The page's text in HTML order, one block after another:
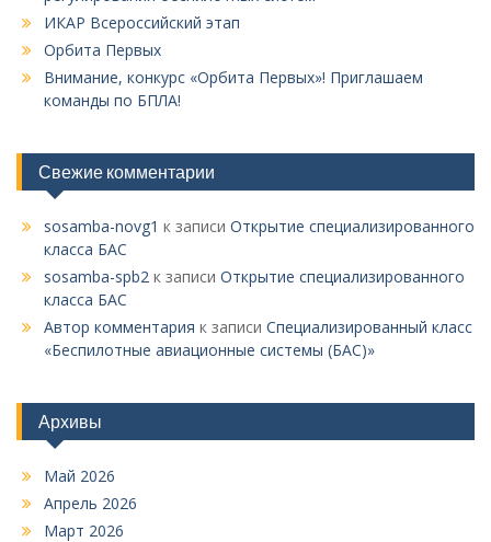
ИКАР Всероссийский этап
Орбита Первых
Внимание, конкурс «Орбита Первых»! Приглашаем
команды по БПЛА!
Свежие комментарии
sosamba-novg1 к записи Открытие специализированного
класса БАС
sosamba-spb2 к записи Открытие специализированного
класса БАС
Автор комментария к записи Специализированный класс
«Беспилотные авиационные системы (БАС)»
Архивы
Май 2026
Апрель 2026
Март 2026